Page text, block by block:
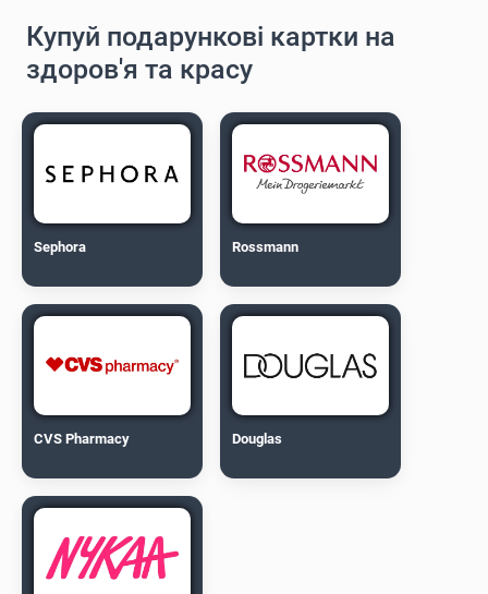
Купуй подарункові картки на
здоров'я та красу
Sephora Rossmann
CVS Pharmacy Douglas